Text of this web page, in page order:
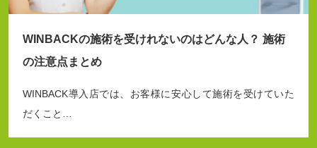
WINBACKの施術を受けれないのはどんな人？ 施術
の注意点まとめ
WINBACK導入店では、お客様に安心して施術を受けていた
だくこと…